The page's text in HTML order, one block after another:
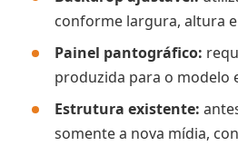
conforme largura, altura
Painel pantográfico:
produzida para o modelo
Estrutura existente:
somente a nova mídia,